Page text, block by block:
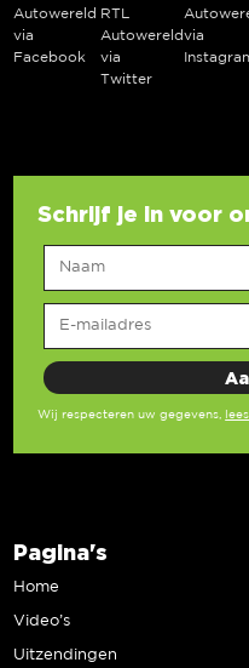
Autowereld
via
Facebook
RTL
Autowereld
via
Twitter
via
Schrijf je in voor
Wij respecteren uw gegevens,
Pagina's
Home
Video’s
Uitzendingen